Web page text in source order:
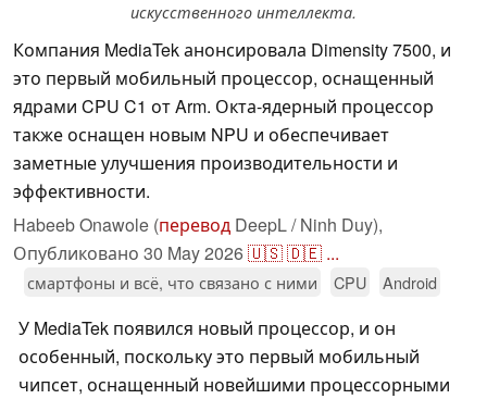
искусственного интеллекта.
Компания MediaTek анонсировала Dimensity 7500, и
это первый мобильный процессор, оснащенный
ядрами CPU C1 от Arm. Окта-ядерный процессор
также оснащен новым NPU и обеспечивает
заметные улучшения производительности и
эффективности.
Habeeb Onawole (перевод DeepL / Ninh Duy),
Опубликовано 30 May 2026🇺🇸🇩🇪 ...
смартфоны и всё, что связано с ними CPU Android
У MediaTek появился новый процессор, и он
особенный, поскольку это первый мобильный
чипсет, оснащенный новейшими процессорными